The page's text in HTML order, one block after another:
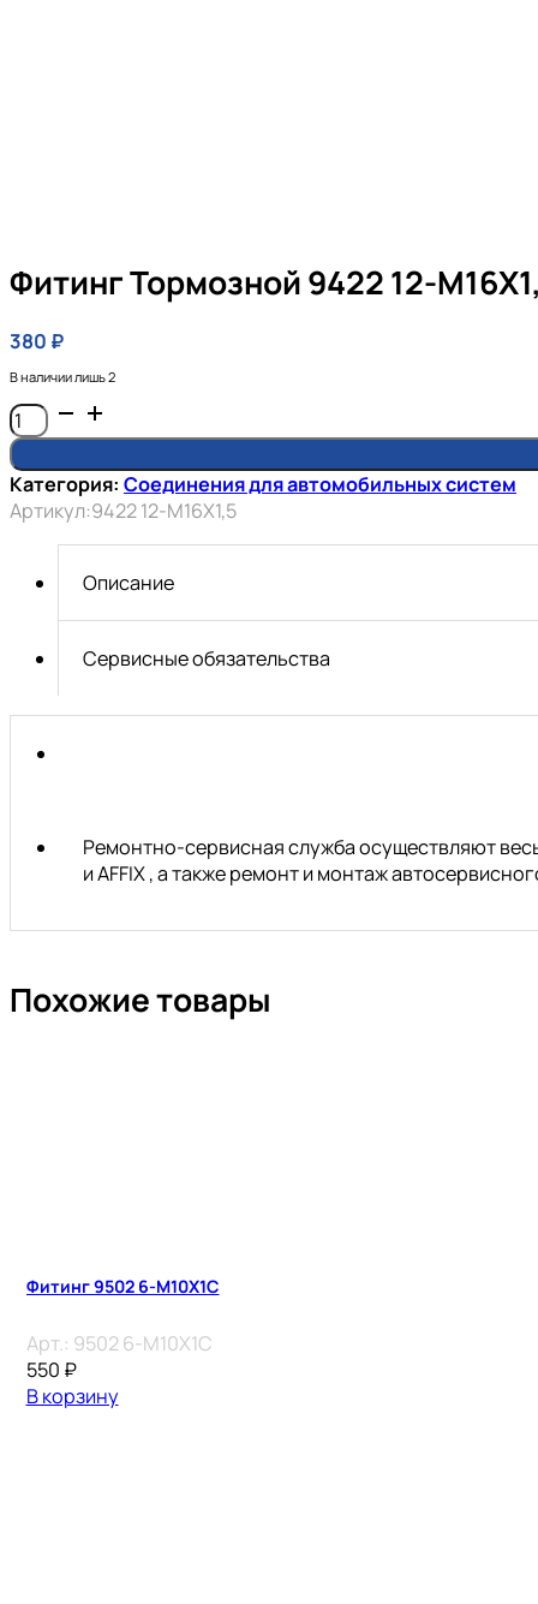
Фитинг Тормозной 9422 12-
380 ₽
В наличии лишь 2
Количество
товара
Фитинг
тормозной
9422
Категория: Соединения для автомобильных систем
Артикул:9422 12-M16X1,5
Описание
Сервисные обязательства
Ремонтно-сервисная служба осуществляют
и AFFIX , а также ремонт и монтаж
Похожие товары
Фитинг 9502 6-M10X1C
Арт.: 9502 6-M10X1C
550 ₽
В корзину